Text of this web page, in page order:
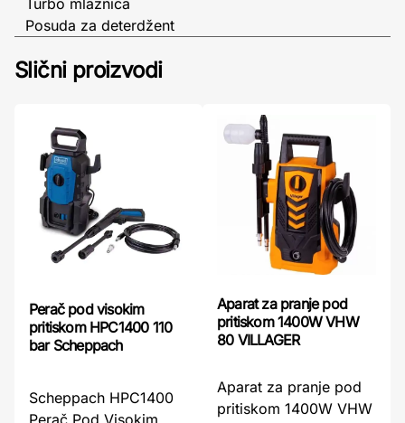
Turbo mlaznica
Posuda za deterdžent
Slični proizvodi
Perač pod visokim
pritiskom HPC1400 110
bar Scheppach
Scheppach HPC1400
Perač Pod Visokim
Aparat za pranje pod
pritiskom 1400W VHW
80 VILLAGER
Aparat za pranje pod
pritiskom 1400W VHW